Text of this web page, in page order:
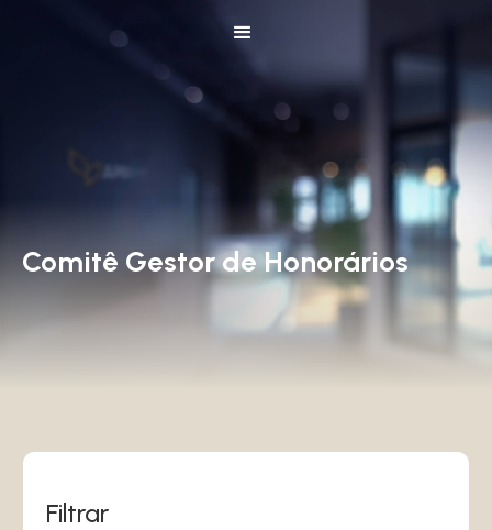
Comitê Gestor de Honorários
Filtrar